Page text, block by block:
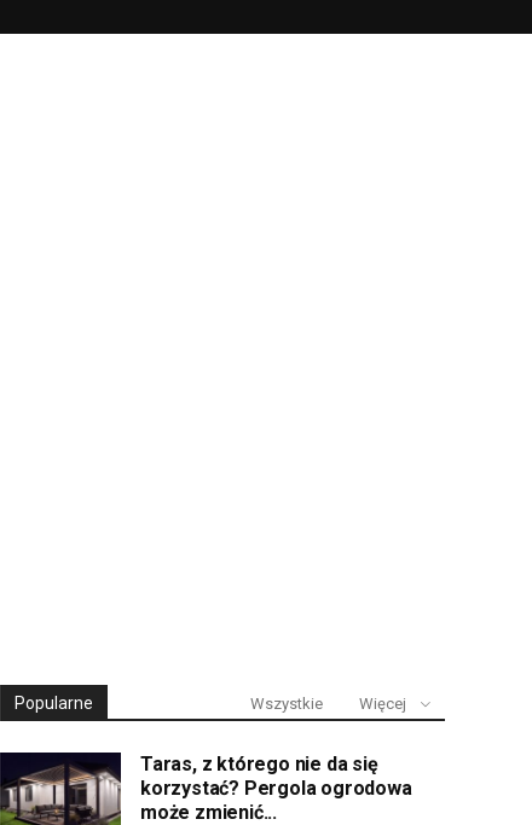
Popularne Wszystkie Więcej
Taras, z którego nie da się
korzystać? Pergola ogrodowa
może zmienić...